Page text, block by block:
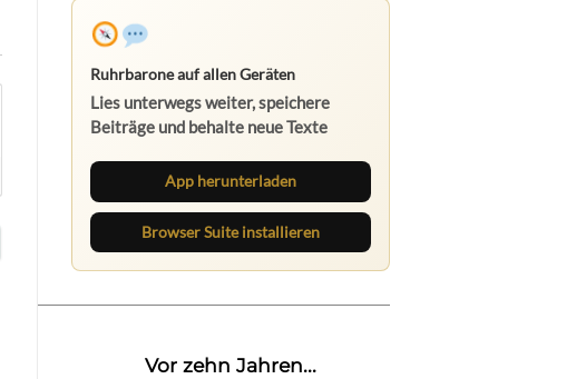
Ruhrbarone auf allen Geräten
Lies unterwegs weiter, speichere
Beiträge und behalte neue Texte
App herunterladen
Browser Suite installieren
Vor zehn Jahren...